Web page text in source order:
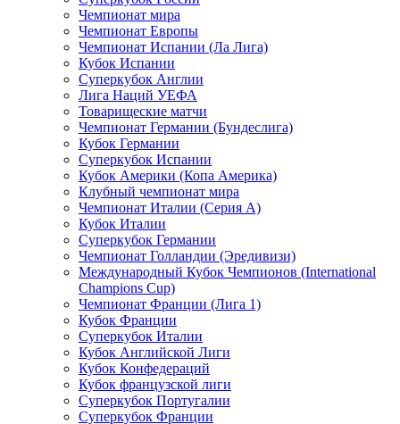
Чемпионат мира
Чемпионат Европы
Чемпионат Испании (Ла Лига)
Кубок Испании
Суперкубок Англии
Лига Наций УЕФА
Товарищеские матчи
Чемпионат Германии (Бундеслига)
Кубок Германии
Суперкубок Испании
Кубок Америки (Копа Америка)
Клубный чемпионат мира
Чемпионат Италии (Серия А)
Кубок Италии
Суперкубок Германии
Чемпионат Голландии (Эредивизи)
Международный Кубок Чемпионов (International
Champions Cup)
Чемпионат Франции (Лига 1)
Кубок Франции
Суперкубок Италии
Кубок Английской Лиги
Кубок Конфедераций
Кубок французской лиги
Суперкубок Португалии
Суперкубок Франции